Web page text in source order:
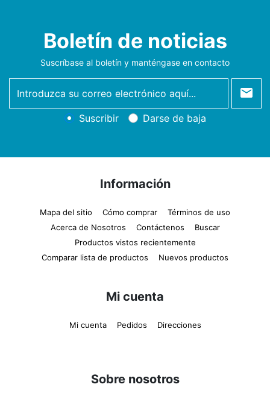
Boletín de noticias
Suscríbase al boletín y manténgase en contacto
newsletter
Suscribir Darse de baja
Información
Mapa del sitio Cómo comprar
Términos de uso
Acerca de Nosotros
Contáctenos
Buscar
Productos vistos recientemente
Comparar lista de productos
Nuevos productos
Mi cuenta
Mi cuenta Pedidos Direcciones
Sobre nosotros